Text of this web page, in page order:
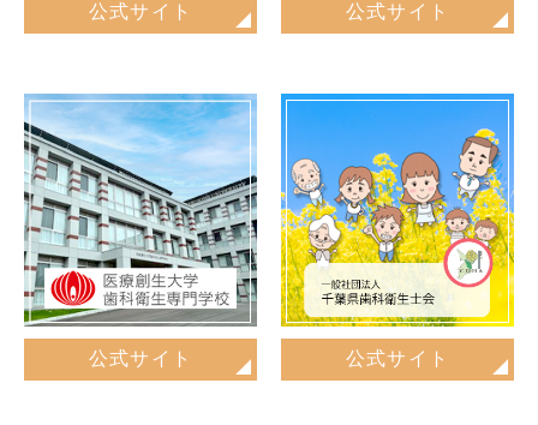
公式サイト 公式サイト
公式サイト 公式サイト